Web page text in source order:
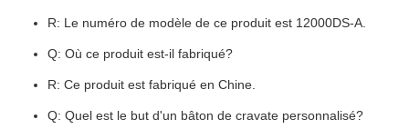
R: Le numéro de modèle de ce produit est 12000DS-A.
Q: Où ce produit est-il fabriqué?
R: Ce produit est fabriqué en Chine.
Q: Quel est le but d'un bâton de cravate personnalisé?